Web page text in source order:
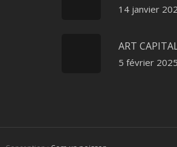
14 janvier
ART
5 février 2025